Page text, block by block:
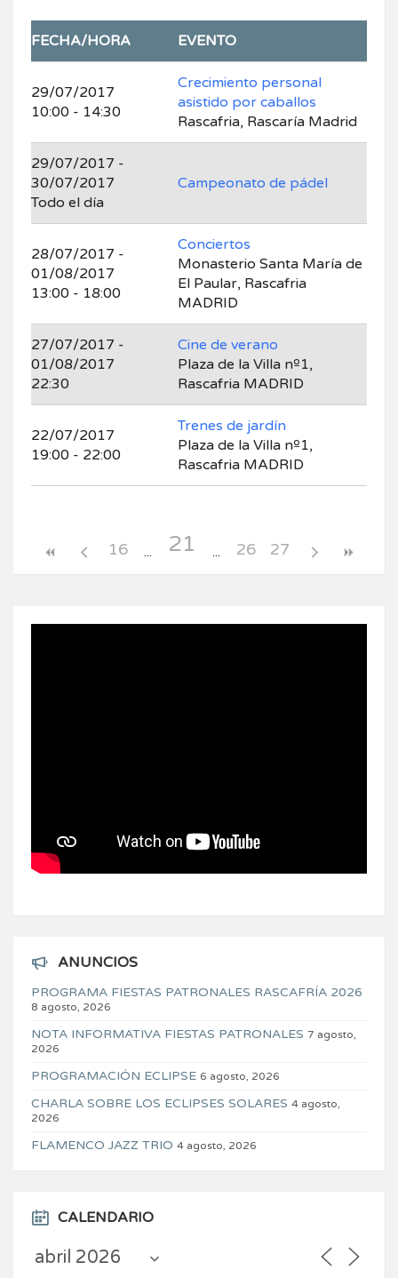
FECHA/HORA EVENTO
29/07/2017
10:00 - 14:30
Crecimiento personal
asistido por caballos
Rascafria, Rascaría Madrid
29/07/2017 -
30/07/2017
Todo el día
Campeonato de pádel
28/07/2017 -
01/08/2017
13:00 - 18:00
Conciertos
Monasterio Santa María de
El Paular, Rascafria
MADRID
27/07/2017 -
01/08/2017
22:30
Cine de verano
Plaza de la Villa nº1,
Rascafria MADRID
22/07/2017
19:00 - 22:00
Trenes de jardín
Plaza de la Villa nº1,
Rascafria MADRID
16 21 26 27
ANUNCIOS
PROGRAMA FIESTAS PATRONALES RASCAFRÍA 2026
8 agosto, 2026
NOTA INFORMATIVA FIESTAS PATRONALES 7 agosto,
2026
PROGRAMACIÓN ECLIPSE 6 agosto, 2026
CHARLA SOBRE LOS ECLIPSES SOLARES 4 agosto,
2026
FLAMENCO JAZZ TRIO 4 agosto, 2026
CALENDARIO